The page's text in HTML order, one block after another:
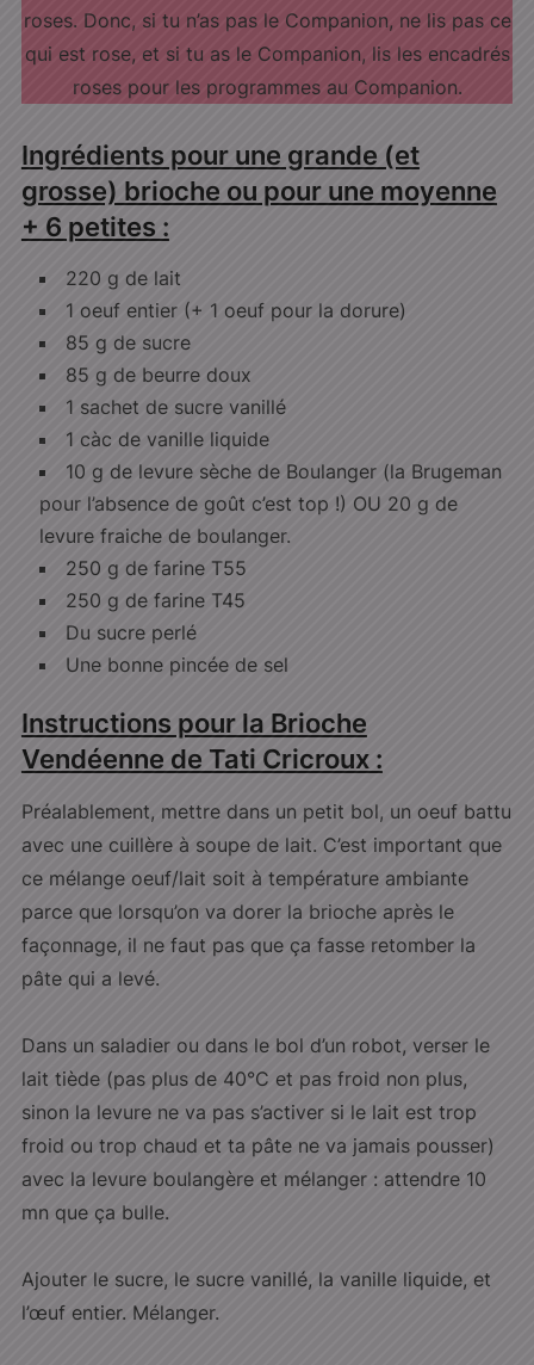
roses. Donc, si tu n’as pas le Companion, ne lis pas ce
qui est rose, et si tu as le Companion, lis les encadrés
roses pour les programmes au Companion.
Ingrédients pour une grande (et
grosse) brioche ou pour une moyenne
+ 6 petites :
220 g de lait
1 oeuf entier (+ 1 oeuf pour la dorure)
85 g de sucre
85 g de beurre doux
1 sachet de sucre vanillé
1 càc de vanille liquide
10 g de levure sèche de Boulanger (la Brugeman
pour l’absence de goût c’est top !) OU 20 g de
levure fraiche de boulanger.
250 g de farine T55
250 g de farine T45
Du sucre perlé
Une bonne pincée de sel
Instructions pour la Brioche
Vendéenne de Tati Cricroux :
Préalablement, mettre dans un petit bol, un oeuf battu
avec une cuillère à soupe de lait. C’est important que
ce mélange oeuf/lait soit à température ambiante
parce que lorsqu’on va dorer la brioche après le
façonnage, il ne faut pas que ça fasse retomber la
pâte qui a levé.
Dans un saladier ou dans le bol d’un robot, verser le
lait tiède (pas plus de 40°C et pas froid non plus,
sinon la levure ne va pas s’activer si le lait est trop
froid ou trop chaud et ta pâte ne va jamais pousser)
avec la levure boulangère et mélanger : attendre 10
mn que ça bulle.
Ajouter le sucre, le sucre vanillé, la vanille liquide, et
l’œuf entier. Mélanger.